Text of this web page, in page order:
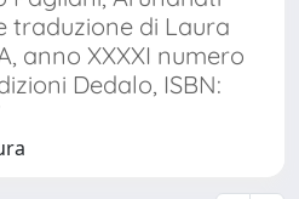
traduzione di Laura
anno XXXXI numero
Dedalo, ISBN: